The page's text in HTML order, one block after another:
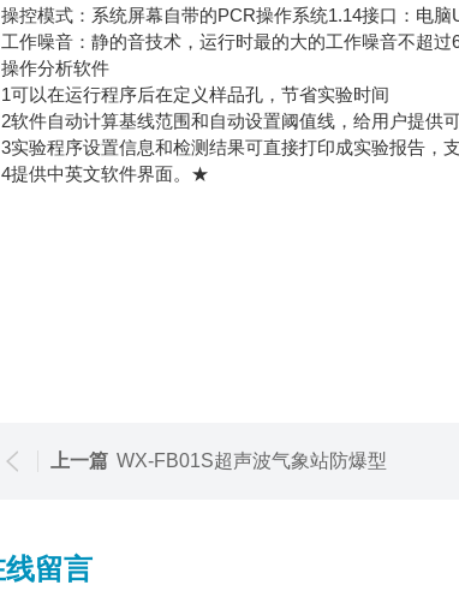
控模式：系统屏幕自带的PCR操作系统1.14接口：电
作噪音：静的音技术，运行时最的大的工作噪音不超过
作分析软件
可以在运行程序后在定义样品孔，节省实验时间
软件自动计算基线范围和自动设置阈值线，给用户提供
实验程序设置信息和检测结果可直接打印成实验报告
提供中英文软件界面。★
上一篇 WX-FB01S超声波气象站防爆型
线留言